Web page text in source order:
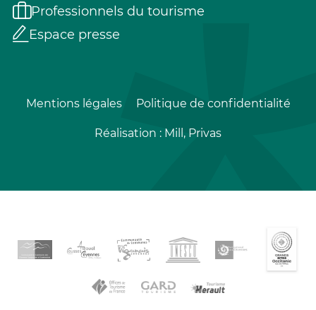
Professionnels du tourisme
Espace presse
Mentions légales Politique de confidentialité
Réalisation : Mill, Privas